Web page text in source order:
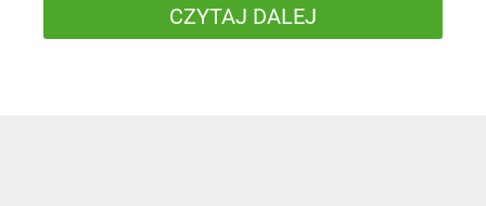
CZYTAJ DALEJ